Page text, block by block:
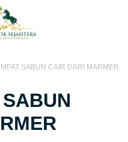
SABUN CAIR DARI MARMER